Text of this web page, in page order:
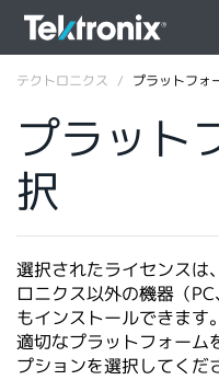
DEUTSCH
VIỆT NAM
テクトロニクス プラットフォ
プラット
択
選択されたライセンスは
ロニクス以外の機器（
もインストールできます
適切なプラットフォーム
プションを選択してくだ